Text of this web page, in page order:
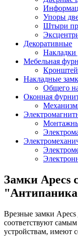
Упоры
Штыри
Декоративные
Накладки
Мебельная
Накладные
Общего
Оконная
Замки Apecs
Врезные замки
соответствуют
устройствам, имеют